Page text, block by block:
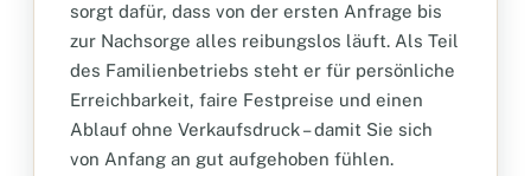
sorgt dafür, dass von der ersten Anfrage bis
zur Nachsorge alles reibungslos läuft. Als Teil
des Familienbetriebs steht er für persönliche
Erreichbarkeit, faire Festpreise und einen
Ablauf ohne Verkaufsdruck – damit Sie sich
von Anfang an gut aufgehoben fühlen.